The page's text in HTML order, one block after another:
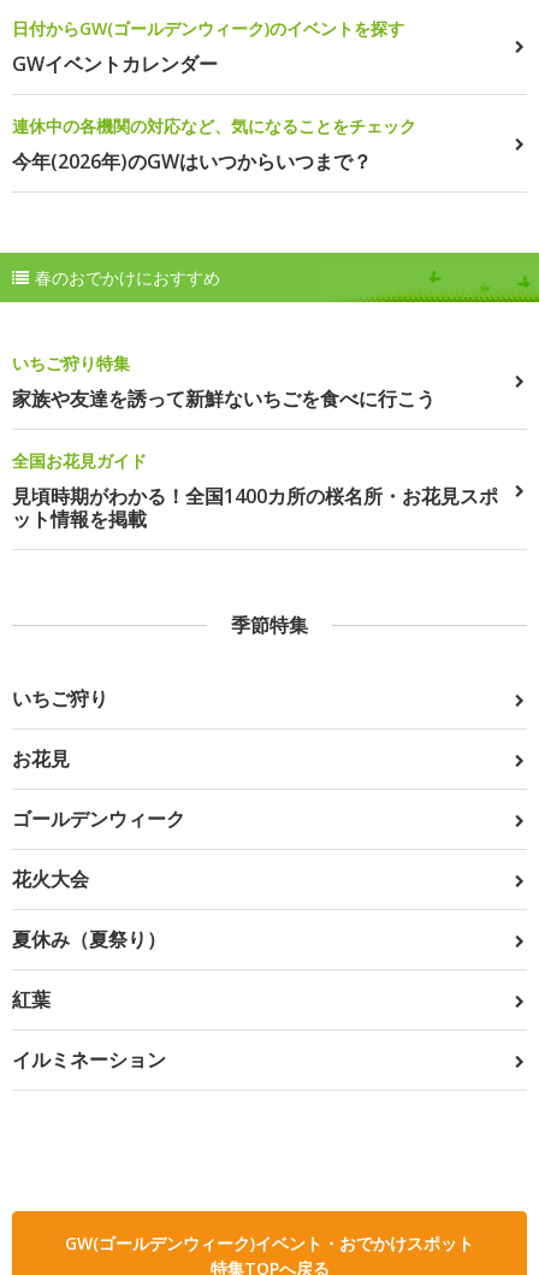
日付からGW(ゴールデンウィーク)のイベントを探す
GWイベントカレンダー
連休中の各機関の対応など、気になることをチェック
今年(2026年)のGWはいつからいつまで？
春のおでかけにおすすめ
いちご狩り特集
家族や友達を誘って新鮮ないちごを食べに行こう
全国お花見ガイド
見頃時期がわかる！全国1400カ所の桜名所・お花見スポ
ット情報を掲載
季節特集
いちご狩り
お花見
ゴールデンウィーク
花火大会
夏休み（夏祭り）
紅葉
イルミネーション
GW(ゴールデンウィーク)イベント・おでかけスポット
特集TOPへ戻る